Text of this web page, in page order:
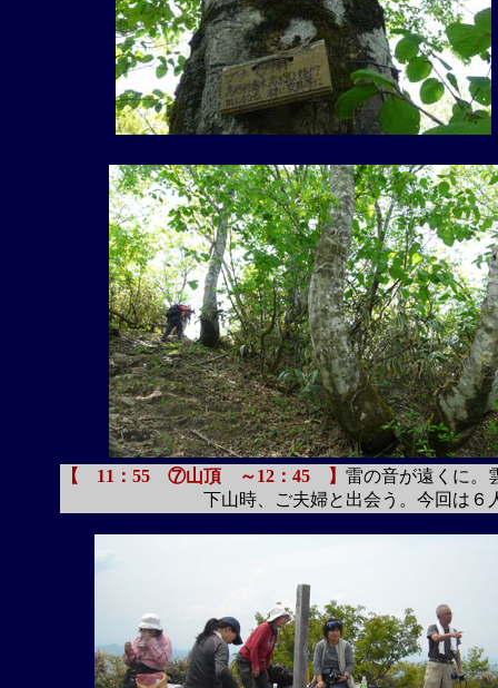
【 11：55 ⑦山頂 ～12：45 】 雷の音が遠くに。
下山時、ご夫婦と出会う。今回は６人と